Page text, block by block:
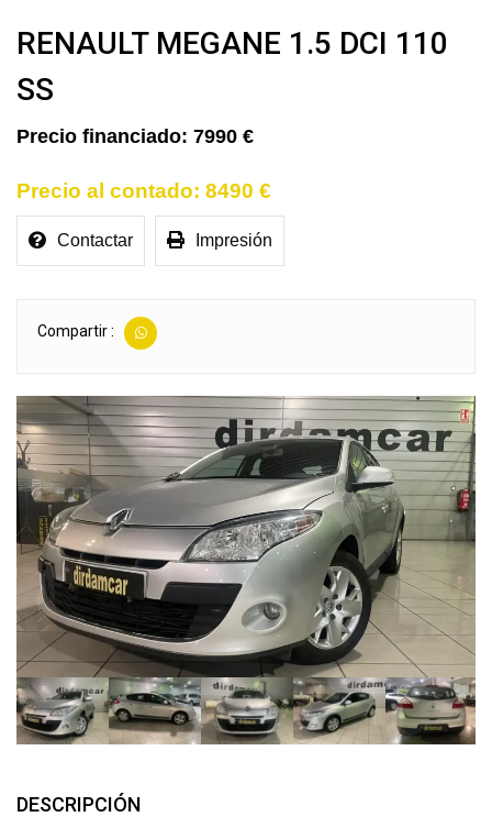
RENAULT MEGANE 1.5 DCI 110
SS
7990 €
8490 €
Contactar Impresión
Compartir :
DESCRIPCIÓN